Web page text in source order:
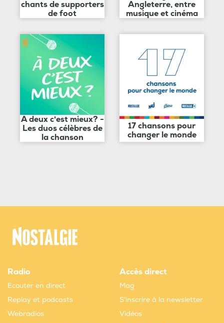
chants de supporters
de foot
Angleterre, entre
musique et cinéma
A deux c'est mieux? -
Les duos célèbres de
la chanson
17 chansons pour
changer le monde
Radio
Ecouter en direct
Replay et podcasts
Webradios
Accès direct
Mag
S'inscrire à la newsletter
Vidéos